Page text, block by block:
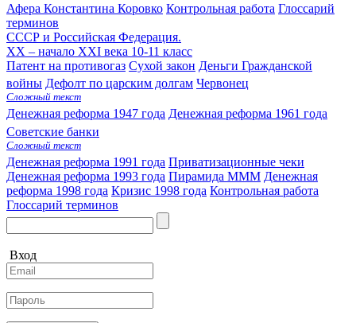
Афера Константина Коровко Контрольная работа Глоссарий
терминов
СССР и Российская Федерация.
XX – начало XXI века 10-11 класс
Патент на противогаз Сухой закон Деньги Гражданской
войны Дефолт по царским долгам Червонец
Сложный текст
Денежная реформа 1947 года Денежная реформа 1961 года
Советские банки
Сложный текст
Денежная реформа 1991 года Приватизационные чеки
Денежная реформа 1993 года Пирамида МММ Денежная
реформа 1998 года Кризис 1998 года Контрольная работа
Глоссарий терминов
Вход